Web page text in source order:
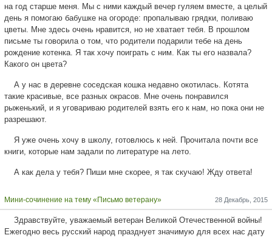
на год старше меня. Мы с ними каждый вечер гуляем вместе, а целый
день я помогаю бабушке на огороде: пропалываю грядки, поливаю
цветы. Мне здесь очень нравится, но не хватает тебя. В прошлом
письме ты говорила о том, что родители подарили тебе на день
рождение котенка. Я так хочу поиграть с ним. Как ты его назвала?
Какого он цвета?
А у нас в деревне соседская кошка недавно окотилась. Котята
такие красивые, все разных окрасов. Мне очень понравился
рыженький, и я уговариваю родителей взять его к нам, но пока они не
разрешают.
Я уже очень хочу в школу, готовлюсь к ней. Прочитала почти все
книги, которые нам задали по литературе на лето.
А как дела у тебя? Пиши мне скорее, я так скучаю! Жду ответа!
28 Декабрь, 2015
Мини-сочинение на тему «Письмо ветерану»
Здравствуйте, уважаемый ветеран Великой Отечественной войны!
Ежегодно весь русский народ празднует значимую для всех нас дату